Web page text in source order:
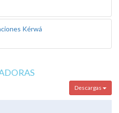
Kérwá
Descargas